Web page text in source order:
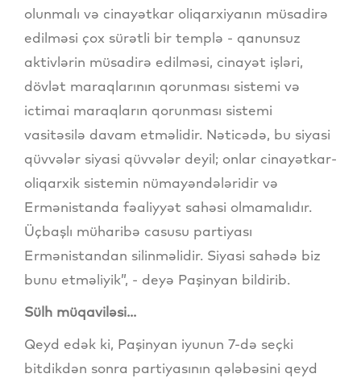
olunmalı və cinayətkar oliqarxiyanın müsadirə
edilməsi çox sürətli bir templə - qanunsuz
aktivlərin müsadirə edilməsi, cinayət işləri,
dövlət maraqlarının qorunması sistemi və
ictimai maraqların qorunması sistemi
vasitəsilə davam etməlidir. Nəticədə, bu siyasi
qüvvələr siyasi qüvvələr deyil; onlar cinayətkar-
oliqarxik sistemin nümayəndələridir və
Ermənistanda fəaliyyət sahəsi olmamalıdır.
Üçbaşlı müharibə casusu partiyası
Ermənistandan silinməlidir. Siyasi sahədə biz
bunu etməliyik”, - deyə Paşinyan bildirib.
Sülh müqaviləsi...
Qeyd edək ki, Paşinyan iyunun 7-də seçki
bitdikdən sonra partiyasının qələbəsini qeyd